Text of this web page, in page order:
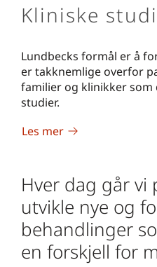
Kliniske
Lundbecks formål er å
er takknemlige overfor
familier og klinikker som
studier.
Les mer
Hver dag går vi
utvikle nye og
behandlinger
en forskjell for